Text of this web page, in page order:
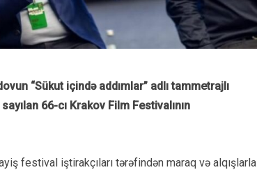
“Sükut içində addımlar” adlı tammetrajlı
66-cı Krakov Film Festivalının
festival iştirakçıları tərəfindən maraq və alqışlarla